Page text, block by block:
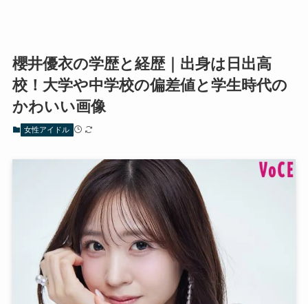
櫻井優衣の学歴と経歴｜出身は日出高
校！大学や中学校の偏差値と学生時代の
かわいい画像
女性アイドル